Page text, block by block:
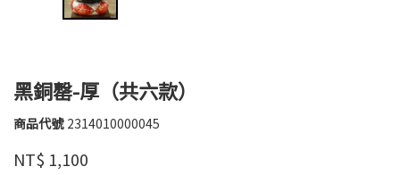
黑銅罄-厚（共六款）
商品代號 2314010000045
2314010000045
品牌
鈺
NT$ 1,100